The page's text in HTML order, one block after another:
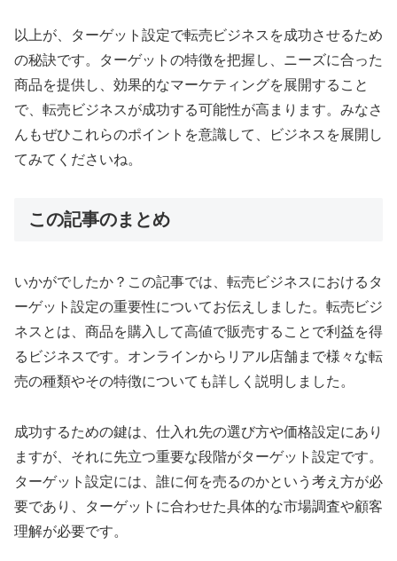
以上が、ターゲット設定で転売ビジネスを成功させるため
の秘訣です。ターゲットの特徴を把握し、ニーズに合った
商品を提供し、効果的なマーケティングを展開すること
で、転売ビジネスが成功する可能性が高まります。みなさ
んもぜひこれらのポイントを意識して、ビジネスを展開し
てみてくださいね。
この記事のまとめ
いかがでしたか？この記事では、転売ビジネスにおけるタ
ーゲット設定の重要性についてお伝えしました。転売ビジ
ネスとは、商品を購入して高値で販売することで利益を得
るビジネスです。オンラインからリアル店舗まで様々な転
売の種類やその特徴についても詳しく説明しました。
成功するための鍵は、仕入れ先の選び方や価格設定にあり
ますが、それに先立つ重要な段階がターゲット設定です。
ターゲット設定には、誰に何を売るのかという考え方が必
要であり、ターゲットに合わせた具体的な市場調査や顧客
理解が必要です。